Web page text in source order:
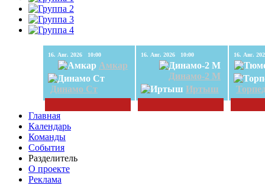
16. Авг. 2026 10:00
Амкар
Динамо Ст
16. Авг. 2026 10:00
Динамо-2 М
Иртыш
Главная
Календарь
Команды
События
Разделитель
О проекте
Реклама